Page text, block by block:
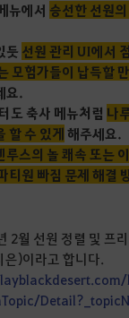
뉴에서 승선한 선원
듯 선원 관리 UI에서
모험가들이 납득할
요.
도 축사 메뉴처럼 나
할 수 있게해주세요.
루스의 놀 쾌속 또는
티원 빠짐 문제 해결
2월 선원 정렬 및 프
)이라고 합니다.